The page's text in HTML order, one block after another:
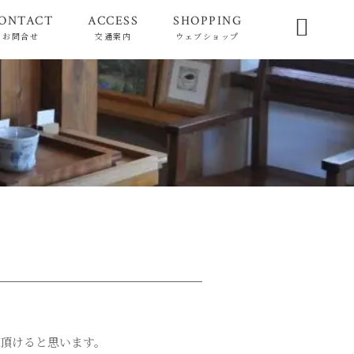
お問合せ
ACCESS
交通案内
SHOPPING
ウェブショップ 
けると思います。